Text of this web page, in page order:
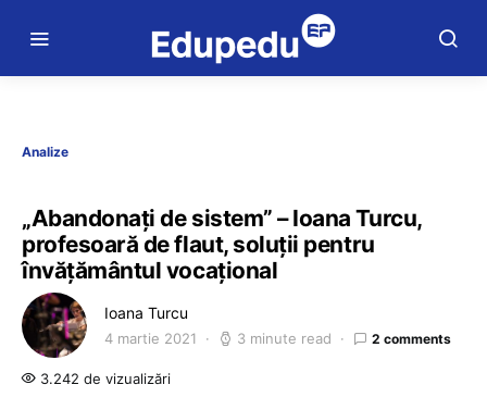
Analize
„Abandonați de sistem” – Ioana Turcu,
profesoară de flaut, soluții pentru
învățământul vocațional
Ioana Turcu
4 martie 2021 3 minute read 2 comments
3.242 de vizualizări